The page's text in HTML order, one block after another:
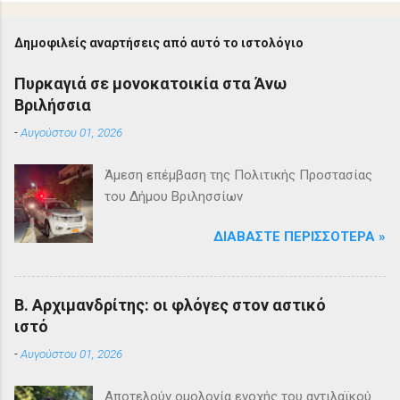
Δημοφιλείς αναρτήσεις από αυτό το ιστολόγιο
Πυρκαγιά σε μονοκατοικία στα Άνω
Βριλήσσια
-Αυγούστου 01, 2026
Άμεση επέμβαση της Πολιτικής Προστασίας
του Δήμου Βριλησσίων
ΔΙΑΒΆΣΤΕ ΠΕΡΙΣΣΌΤΕΡΑ »
Β. Αρχιμανδρίτης: οι φλόγες στον αστικό
ιστό
-Αυγούστου 01, 2026
Αποτελούν ομολογία ενοχής του αντιλαϊκού